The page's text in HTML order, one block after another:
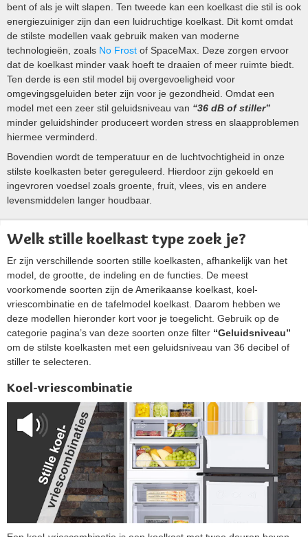
bent of als je wilt slapen. Ten tweede kan een koelkast die stil is ook
energiezuiniger zijn dan een luidruchtige koelkast. Dit komt omdat
de stilste modellen vaak gebruik maken van moderne
technologieën, zoals No Frost of SpaceMax. Deze zorgen ervoor
dat de koelkast minder vaak hoeft te draaien of meer ruimte biedt.
Ten derde is een stil model bij overgevoeligheid voor
omgevingsgeluiden beter zijn voor je gezondheid. Omdat een
model met een zeer stil geluidsniveau van “36 dB of stiller”
minder geluidshinder produceert worden stress en slaapproblemen
hiermee verminderd.
Bovendien wordt de temperatuur en de luchtvochtigheid in onze
stilste koelkasten beter gereguleerd. Hierdoor zijn gekoeld en
ingevroren voedsel zoals groente, fruit, vlees, vis en andere
levensmiddelen langer houdbaar.
Welk stille koelkast type zoek je?
Er zijn verschillende soorten stille koelkasten, afhankelijk van het
model, de grootte, de indeling en de functies. De meest
voorkomende soorten zijn de Amerikaanse koelkast, koel-
vriescombinatie en de tafelmodel koelkast. Daarom hebben we
deze modellen hieronder kort voor je toegelicht. Gebruik op de
categorie pagina’s van deze soorten onze filter “Geluidsniveau”
om de stilste koelkasten met een geluidsniveau van 36 decibel of
stiller te selecteren.
Koel-vriescombinatie